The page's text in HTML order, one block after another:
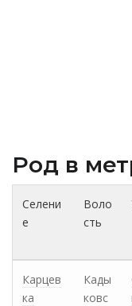
Род в
Селени
е
Воло
сть
Карцев
ка
Кады
ковс